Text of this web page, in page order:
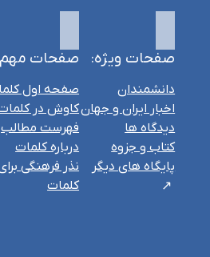
صفحات ویژه:
دانشمندان
اخبار ایران و جهان
دیدگاه ها
کتاب و جزوه
پایگاه های دیگر
صفحات
صفحه اول
کاوش در
فهرست مطالب
درباره کلمات
نذر فرهنگی
کلمات